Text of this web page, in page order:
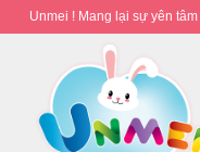
Chuyển
đến
Unmei ! Mang lại sự yên